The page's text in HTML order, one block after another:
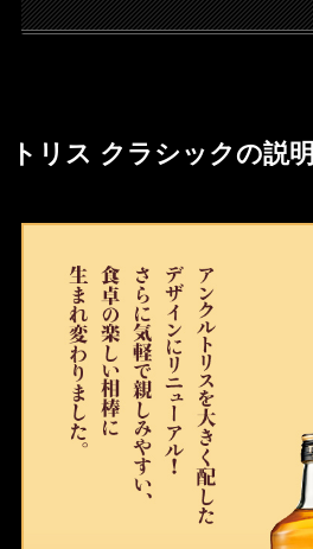
トリス クラシックの説明